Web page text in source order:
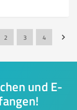
2 3 4
und E-